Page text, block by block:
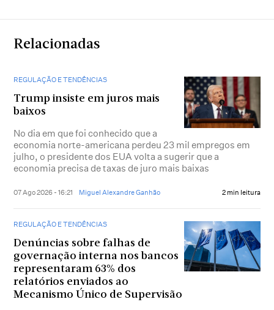
Relacionadas
REGULAÇÃO E TENDÊNCIAS
Trump insiste em juros mais
baixos
No dia em que foi conhecido que a
economia norte-americana perdeu 23 mil empregos em
julho, o presidente dos EUA volta a sugerir que a
economia precisa de taxas de juro mais baixas
07 Ago 2026 - 16:21 Miguel Alexandre Ganhão 2 min leitura
REGULAÇÃO E TENDÊNCIAS
Denúncias sobre falhas de
governação interna nos bancos
representaram 63% dos
relatórios enviados ao
Mecanismo Único de Supervisão